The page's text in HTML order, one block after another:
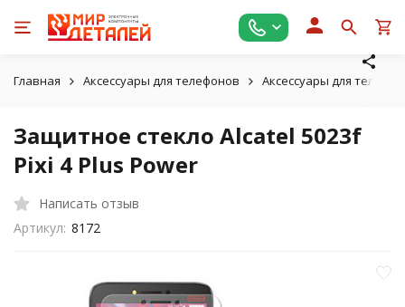
Главная Аксессуары для телефонов Аксессуары для
Защитное стекло Alcatel 5023f
Pixi 4 Plus Power
Написать отзыв
Артикул: 8172